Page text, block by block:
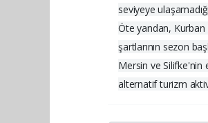
seviyeye
Öte yandan, Kurban
şartlarının sezon
Mersin ve Silifke'nin
alternatif turizm